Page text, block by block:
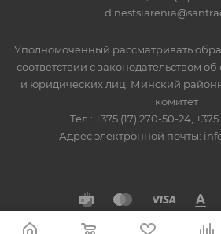
Уполномоченный рассматривать
соответствии с законодательством
и юридических лиц: Минский
комитет
Тел.: +375 (17) 270-50-24,
Адрес электронной почты: